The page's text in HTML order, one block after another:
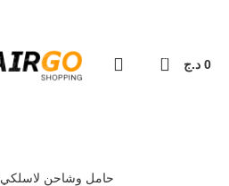
0 0 د.ج
Support & Stand/حامل وشاحن لاسلكي